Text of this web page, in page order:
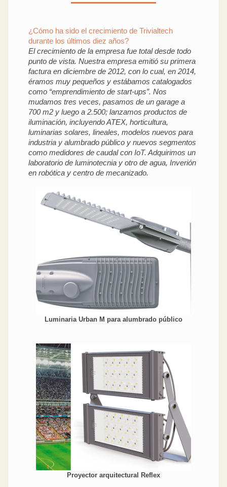
¿Cómo ha sido el crecimiento de Trivialtech
durante los últimos diez años?
El crecimiento de la empresa fue total desde todo
punto de vista. Nuestra empresa emitió su primera
factura en diciembre de 2012, con lo cual, en 2014,
éramos muy pequeños y estábamos catalogados
como “emprendimiento de start-ups”. Nos
mudamos tres veces, pasamos de un garage a
700 m2 y luego a 2.500; lanzamos productos de
iluminación, incluyendo ATEX, horticultura,
luminarias solares, lineales, modelos nuevos para
industria y alumbrado público y nuevos segmentos
como medidores de caudal con IoT. Adquirimos un
laboratorio de luminotecnia y otro de agua, Inverión
en robótica y centro de mecanizado.
Luminaria Urban M para alumbrado público
Proyector arquitectural Reflex